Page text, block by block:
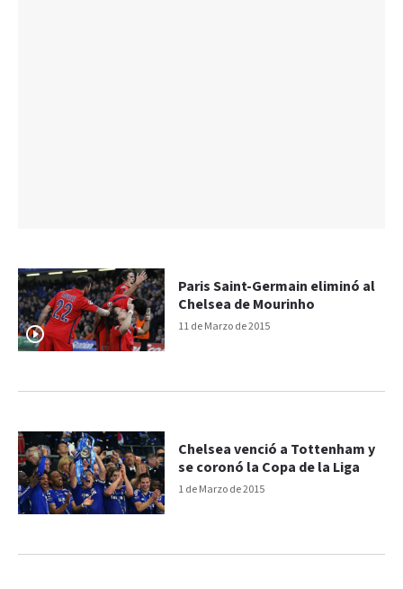
11 de Marzo de 2015
Paris Saint-Germain eliminó al
Chelsea de Mourinho
1 de Marzo de 2015
Chelsea venció a Tottenham y
se coronó la Copa de la Liga